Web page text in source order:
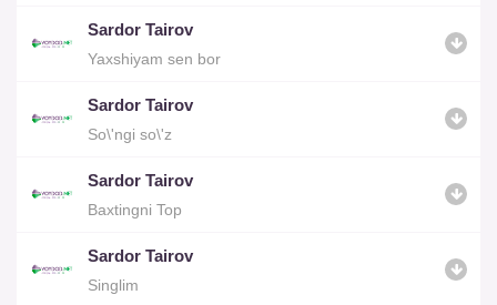
Sardor Tairov
Yaxshiyam sen bor
Sardor Tairov
So\'ngi so\'z
Sardor Tairov
Baxtingni Top
Sardor Tairov
Singlim